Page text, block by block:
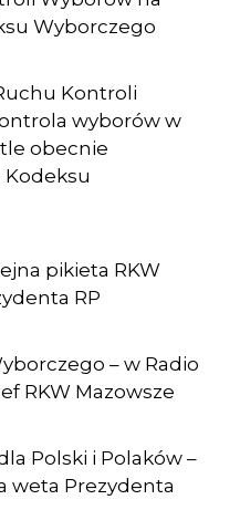
Wyborczego
Kontroli
wyborów w
obecnie
pikieta RKW
RP
– w Radio
RKW Mazowsze
Polski i Polaków –
weta Prezydenta